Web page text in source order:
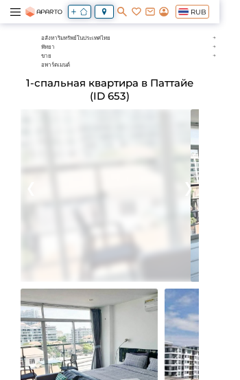
RUB
อสังหาริมทรัพย์ในประเทศไทย
พัทยา
ขาย
อพาร์ตเมนต์
1-спальная квартира в Паттайе
(ID 653)